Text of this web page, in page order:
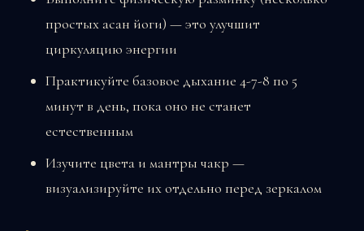
простых асан йоги) — это улучшит
циркуляцию энергии
Практикуйте базовое дыхание 4-7-8 по 5
минут в день, пока оно не станет
естественным
Изучите цвета и мантры чакр —
визуализируйте их отдельно перед зеркалом